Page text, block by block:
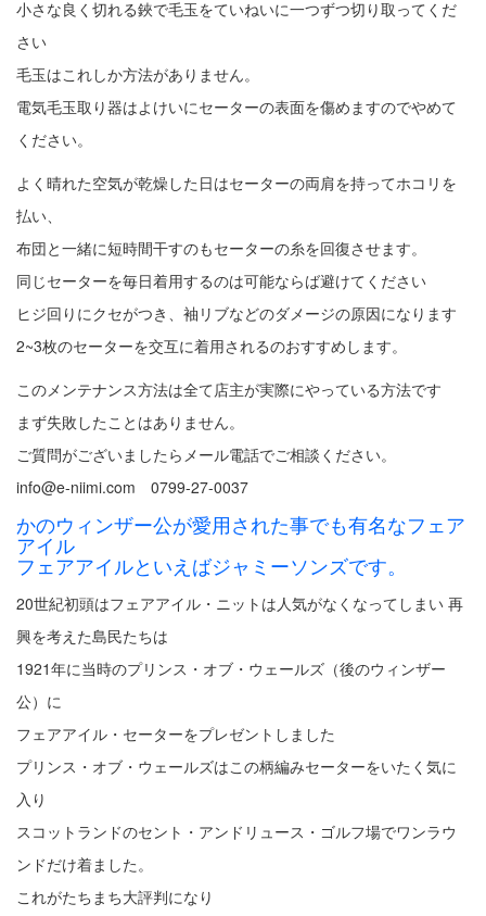
小さな良く切れる鋏で毛玉をていねいに一つずつ切り取ってくだ
さい
毛玉はこれしか方法がありません。
電気毛玉取り器はよけいにセーターの表面を傷めますのでやめて
ください。
よく晴れた空気が乾燥した日はセーターの両肩を持ってホコリを
払い、
布団と一緒に短時間干すのもセーターの糸を回復させます。
同じセーターを毎日着用するのは可能ならば避けてください
ヒジ回りにクセがつき、袖リブなどのダメージの原因になります
2~3枚のセーターを交互に着用されるのおすすめします。
このメンテナンス方法は全て店主が実際にやっている方法です
まず失敗したことはありません。
ご質問がございましたらメール電話でご相談ください。
info@e-niimi.com 0799-27-0037
かのウィンザー公が愛用された事でも有名なフェア
アイル
フェアアイルといえばジャミーソンズです。
20世紀初頭はフェアアイル・ニットは人気がなくなってしまい 再
興を考えた島民たちは
1921年に当時のプリンス・オブ・ウェールズ（後のウィンザー
公）に
フェアアイル・セーターをプレゼントしました
プリンス・オブ・ウェールズはこの柄編みセーターをいたく気に
入り
スコットランドのセント・アンドリュース・ゴルフ場でワンラウ
ンドだけ着ました。
これがたちまち大評判になり